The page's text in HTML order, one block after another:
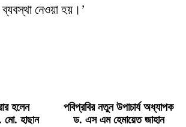
নেওয়া হয়।’
হলেন
মো. হাছান
পবিপ্রবির নতুন উপাচার্য অধ্যাপক
ড. এস এম হেমায়েত জাহান